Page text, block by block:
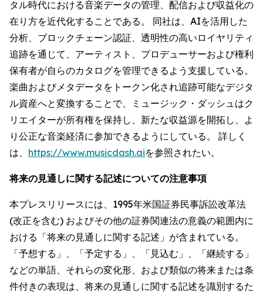
タル時代における音楽データの管理、配信および収益化の
在り方を近代化することである。 同社は、AIを活用した
分析、ブロックチェーン認証、透明性の高いロイヤリティ
追跡を通じて、アーティスト、プロデューサーおよび権利
保有者が自らのカタログを管理できるよう支援している。
楽曲およびメタデータをトークン化され追跡可能なデジタ
ル資産へと変換することで、ミュージック・ダッシュはク
リエイターが所有権を保持し、新たな収益源を開拓し、よ
り公正な音楽経済に参加できるようにしている。 詳しく
は、 https://www.musicdash.aiを参照されたい。
将来の見通しに関する記述についての注意事項
本プレスリリースには、1995年米国証券民事訴訟改革法
(改正を含む) およびその他の証券関連法の意義の範囲内に
おける「将来の見通しに関する記述」が含まれている。
「予想する」、「予定する」、「見込む」、「継続する」
などの単語、それらの変化形、および類似の将来または条
件付きの表現は、将来の見通しに関する記述を識別するた